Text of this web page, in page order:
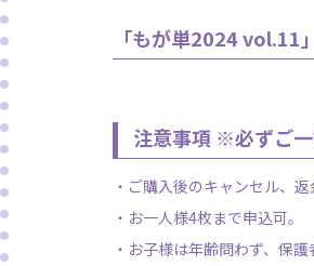
「もが単2024 vol.11
注意事項 ※必ずご
・ご購入後のキャンセル、
・お一人様4枚まで申込可。
・お子様は年齢問わず、保